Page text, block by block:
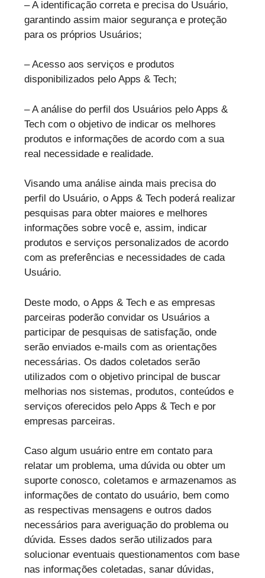
– A identificação correta e precisa do Usuário,
garantindo assim maior segurança e proteção
para os próprios Usuários;
– Acesso aos serviços e produtos
disponibilizados pelo Apps & Tech;
– A análise do perfil dos Usuários pelo Apps &
Tech com o objetivo de indicar os melhores
produtos e informações de acordo com a sua
real necessidade e realidade.
Visando uma análise ainda mais precisa do
perfil do Usuário, o Apps & Tech poderá realizar
pesquisas para obter maiores e melhores
informações sobre você e, assim, indicar
produtos e serviços personalizados de acordo
com as preferências e necessidades de cada
Usuário.
Deste modo, o Apps & Tech e as empresas
parceiras poderão convidar os Usuários a
participar de pesquisas de satisfação, onde
serão enviados e-mails com as orientações
necessárias. Os dados coletados serão
utilizados com o objetivo principal de buscar
melhorias nos sistemas, produtos, conteúdos e
serviços oferecidos pelo Apps & Tech e por
empresas parceiras.
Caso algum usuário entre em contato para
relatar um problema, uma dúvida ou obter um
suporte conosco, coletamos e armazenamos as
informações de contato do usuário, bem como
as respectivas mensagens e outros dados
necessários para averiguação do problema ou
dúvida. Esses dados serão utilizados para
solucionar eventuais questionamentos com base
nas informações coletadas, sanar dúvidas,